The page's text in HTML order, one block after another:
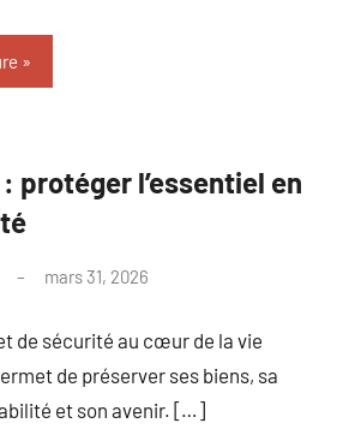
protéger l’essentiel en
mars 31, 2026
de sécurité au cœur de la vie
de préserver ses biens, sa
et son avenir. […]